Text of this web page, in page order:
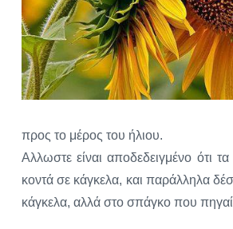
προς το μέρος του ήλιου.
Αλλωστε είναι αποδεδειγμένο ότι
κοντά σε κάγκελα, και παράλληλα
κάγκελα, αλλά στο σπάγκο που